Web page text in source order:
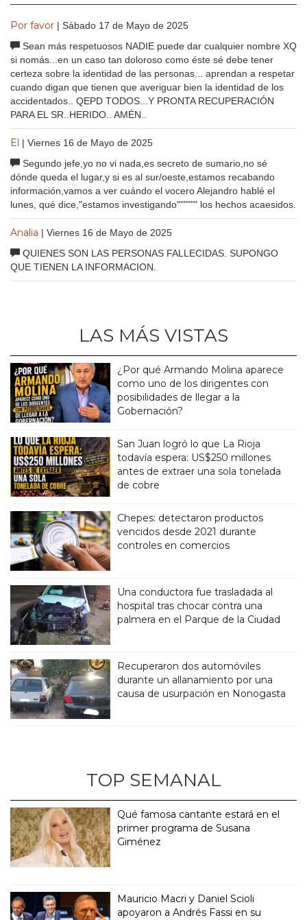
Por favor | Sábado 17 de Mayo de 2025
Sean más respetuosos NADIE puede dar cualquier nombre XQ
si nomás...en un caso tan doloroso como éste sé debe tener
certeza sobre la identidad de las personas... aprendan a respetar
cuando digan que tienen que averiguar bien la identidad de los
accidentados.. QEPD TODOS...Y PRONTA RECUPERACIÓN
PARA EL SR..HERIDO.. AMÉN..
El | Viernes 16 de Mayo de 2025
Segundo jefe,yo no vi nada,es secreto de sumario,no sé
dónde queda el lugar,y si es al sur/oeste,estamos recabando
información,vamos a ver cuándo el vocero Alejandro hablé el
lunes, qué dice,"estamos investigando"""""" los hechos acaesidos.
Analia | Viernes 16 de Mayo de 2025
QUIENES SON LAS PERSONAS FALLECIDAS. SUPONGO
QUE TIENEN LA INFORMACION.
LAS MÁS VISTAS
¿Por qué Armando Molina aparece
como uno de los dirigentes con
posibilidades de llegar a la
Gobernación?
San Juan logró lo que La Rioja
todavía espera: US$250 millones
antes de extraer una sola tonelada
de cobre
Chepes: detectaron productos
vencidos desde 2021 durante
controles en comercios
Una conductora fue trasladada al
hospital tras chocar contra una
palmera en el Parque de la Ciudad
Recuperaron dos automóviles
durante un allanamiento por una
causa de usurpación en Nonogasta
TOP SEMANAL
Qué famosa cantante estará en el
primer programa de Susana
Giménez
Mauricio Macri y Daniel Scioli
apoyaron a Andrés Fassi en su